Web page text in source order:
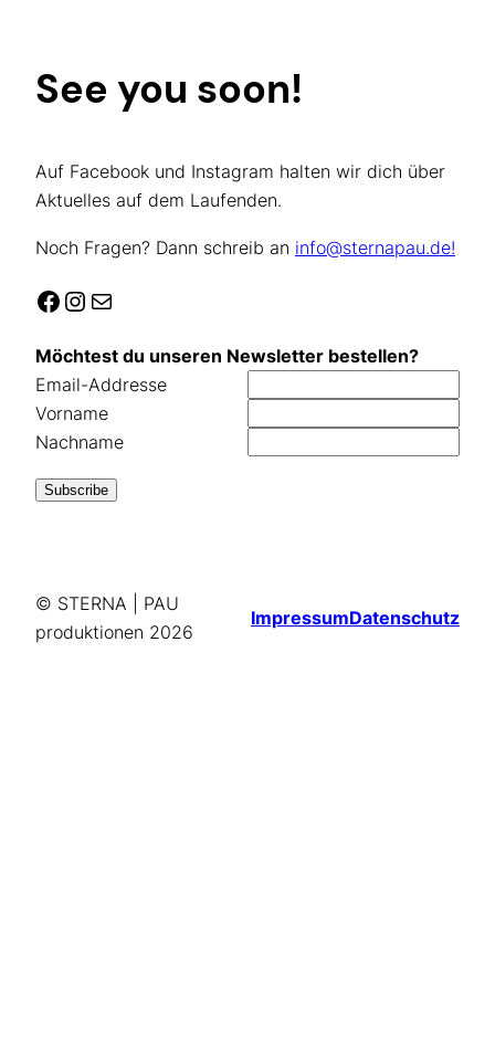
See you soon!
Auf Facebook und Instagram halten wir dich über
Aktuelles auf dem Laufenden.
Noch Fragen? Dann schreib an info@sternapau.de!
Facebook
Instagram
E-Mail
Möchtest du unseren Newsletter bestellen?
Email-Addresse
Vorname
Nachname
© STERNA | PAU
produktionen 2026
ImpressumDatenschutz